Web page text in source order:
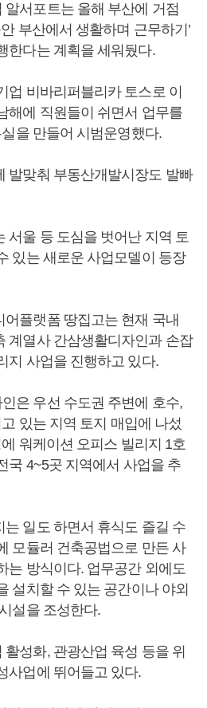
서포트는 올해 부산에 거점
부산에서 생활하며 근무하기’
한다는 계획을 세워뒀다.
업 비바리퍼블리카 토스로 이
해에 직원들이 쉬면서 업무를
을 만들어 시범운영했다.
발맞춰 부동산개발시장도 발빠
서울 등 도심을 벗어난 지역 토
있는 새로운 사업모델이 등장
플랫폼 땅집고는 현재 국내
계열사 간삼생활디자인과 손잡
지 사업을 진행하고 있다.
은 우선 수도권 주변에 호수,
있는 지역 토지 매입에 나섰
워케이션 오피스 빌리지 1호
국 4~5곳 지역에서 사업을 추
일도 하면서 휴식도 즐길 수
모듈러 건축공법으로 만든 사
는 방식이다. 업무공간 외에도
설치할 수 있는 공간이나 야외
설을 조성한다.
성화, 관광산업 육성 등을 위
사업에 뛰어들고 있다.